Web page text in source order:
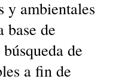
y ambientales
base de
de
a fin de